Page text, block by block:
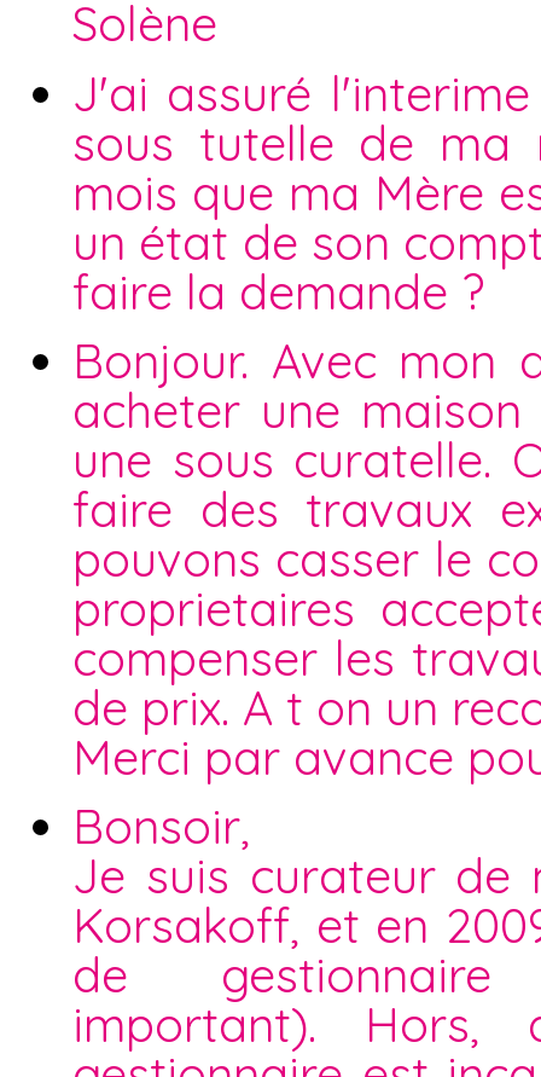
Solène
J'ai assuré
sous tutelle de ma
mois que ma Mère
un état de son
faire la demande ?
Bonjour. Avec mon
acheter une
une sous curatelle.
faire des travaux
pouvons casser le
proprietaires
compenser les
de prix. A t on un
Merci par avance
Bonsoir,
Je suis curateur
Korsakoff, et en
de gestionnaire
important). Hors,